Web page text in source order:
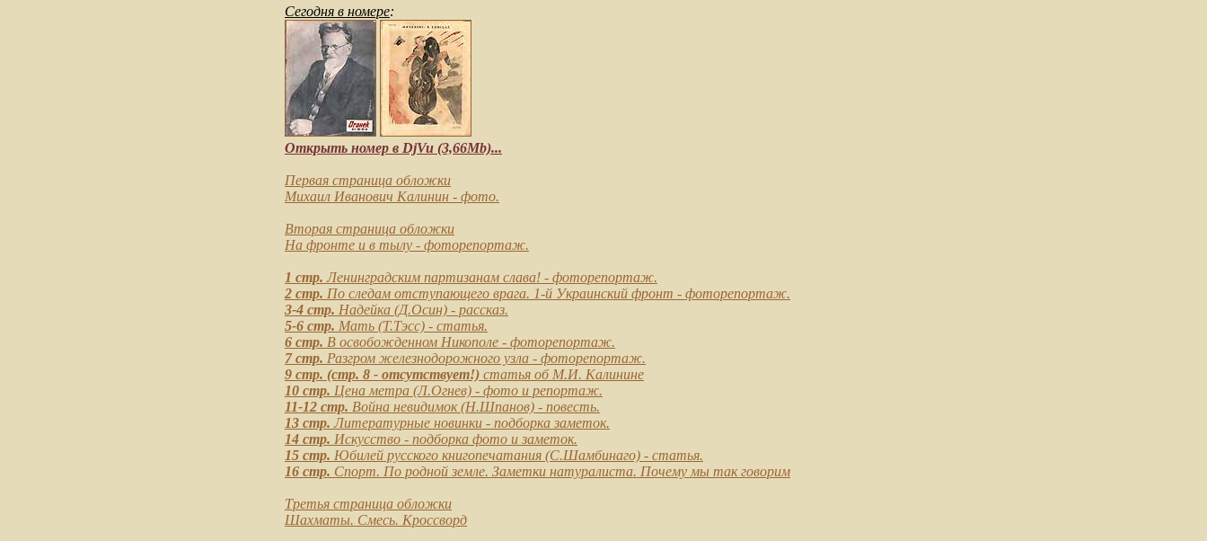
Сегодня в номере:
Открыть номер в DjVu (3,66Mb)...
Первая страница обложки
Михаил Иванович Калинин - фото.
Вторая страница обложки
На фронте и в тылу - фоторепортаж.
1 стр. Ленинградским партизанам слава! - фоторепортаж.
2 стр. По следам отступающего врага. 1-й Украинский фронт - фоторепортаж.
3-4 стр. Надейка (Д.Осин) - рассказ.
5-6 стр. Мать (Т.Тэсс) - статья.
6 стр. В освобожденном Никополе - фоторепортаж.
7 стр. Разгром железнодорожного узла - фоторепортаж.
9 стр. (стр. 8 - отсутствует!) статья об М.И. Калинине
10 стр. Цена метра (Л.Огнев) - фото и репортаж.
11-12 стр. Война невидимок(Н.Шпанов) - повесть.
13 стр. Литературные новинки - подборка заметок.
14 стр. Искусство - подборка фото и заметок.
15 стр. Юбилей русского книгопечатания (С.Шамбинаго) - статья.
16 стр. Спорт. По родной земле. Заметки натуралиста. Почему мы так говорим
Третья страница обложки
Шахматы. Смесь. Кроссворд